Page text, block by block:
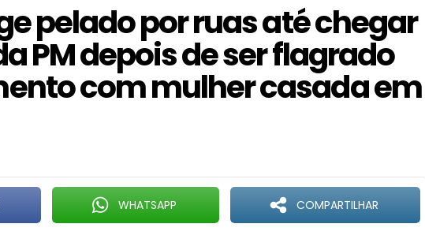
pelado por ruas até chegar
PM depois de ser flagrado
com mulher casada em
WHATSAPP COMPARTILHAR